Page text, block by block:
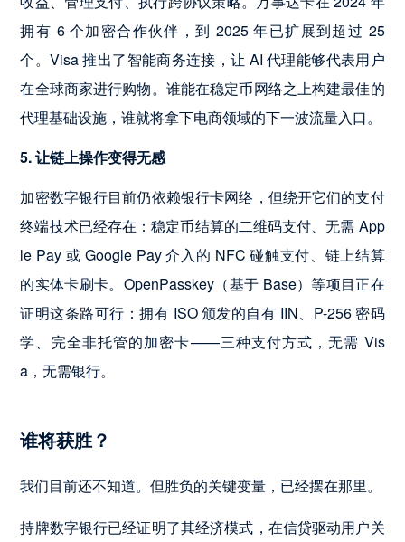
拥有 6 个加密合作伙伴，到 2025 年已扩展到超过 25
个。Visa 推出了智能商务连接，让 AI 代理能够代表用户
在全球商家进行购物。谁能在稳定币网络之上构建最佳的
代理基础设施，谁就将拿下电商领域的下一波流量入口。
5. 让链上操作变得无感
加密数字银行目前仍依赖银行卡网络，但绕开它们的支付
终端技术已经存在：稳定币结算的二维码支付、无需 App
le Pay 或 Google Pay 介入的 NFC 碰触支付、链上结算
的实体卡刷卡。OpenPasskey（基于 Base）等项目正在
证明这条路可行：拥有 ISO 颁发的自有 IIN、P-256 密码
学、完全非托管的加密卡——三种支付方式，无需 Vis
a，无需银行。
谁将获胜？
我们目前还不知道。但胜负的关键变量，已经摆在那里。
持牌数字银行已经证明了其经济模式，在信贷驱动用户关